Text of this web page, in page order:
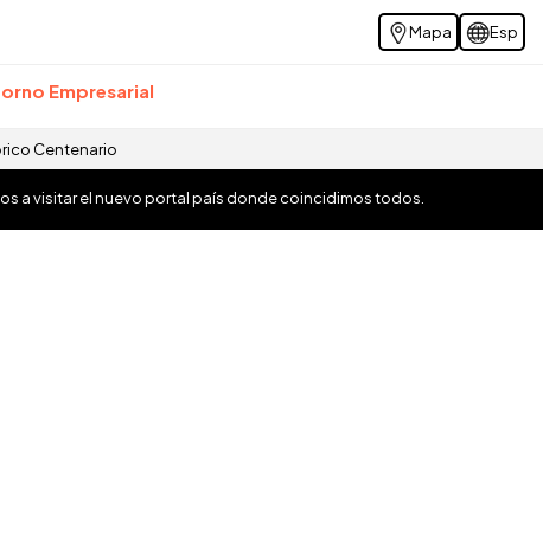
Mapa Esp
Empresarial
Centenario
a visitar el nuevo portal país donde coincidimos todos.